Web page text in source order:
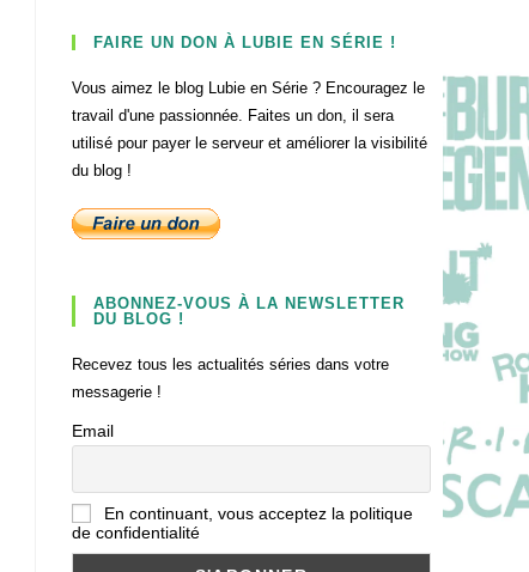
FAIRE UN DON À LUBIE EN SÉRIE !
Vous aimez le blog Lubie en Série ? Encouragez le
travail d'une passionnée. Faites un don, il sera
utilisé pour payer le serveur et améliorer la visibilité
du blog !
ABONNEZ-VOUS À LA NEWSLETTER
DU BLOG !
Recevez tous les actualités séries dans votre
messagerie !
Email
En continuant, vous acceptez la politique
de confidentialité